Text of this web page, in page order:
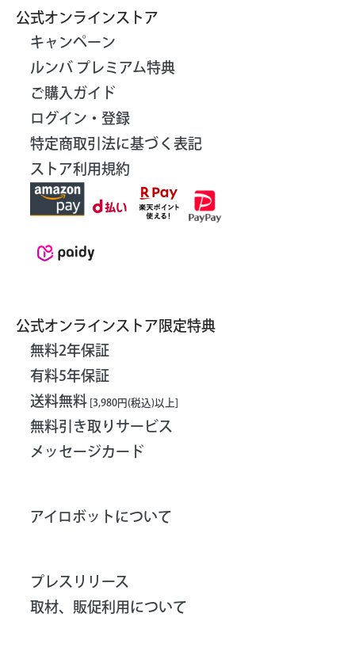
公式オンラインストア
キャンペーン
ルンバ プレミアム特典
ご購入ガイド
ログイン・登録
特定商取引法に基づく表記
ストア利用規約
公式オンラインストア限定特典
無料2年保証
有料5年保証
送料無料 [3,980円(税込)以上]
無料引き取りサービス
メッセージカード
アイロボットについて
プレスリリース
取材、販促利用について